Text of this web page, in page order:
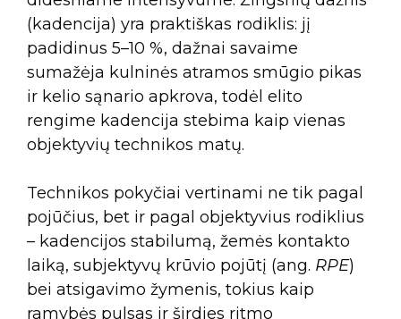
(kadencija) yra praktiškas rodiklis: jį
padidinus 5–10 %, dažnai savaime
sumažėja kulninės atramos smūgio pikas
ir kelio sąnario apkrova, todėl elito
rengime kadencija stebima kaip vienas
objektyvių technikos matų.
Technikos pokyčiai vertinami ne tik pagal
pojūčius, bet ir pagal objektyvius rodiklius
– kadencijos stabilumą, žemės kontakto
laiką, subjektyvų krūvio pojūtį (ang. RPE)
bei atsigavimo žymenis, tokius kaip
ramybės pulsas ir širdies ritmo